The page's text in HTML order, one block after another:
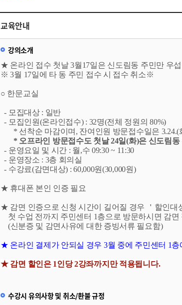
교육안내
강의소개
★ 온라인 접수 첫날 3월17일은 신도림동 주민만 우
※ 3월 17일에 타 동 주민 접수 시 접수 취소※
○ 한문교실
- 모집대상 : 일반
- 모집인원(온라인접수) : 32명(전체 정원의 80%)
* 선착순 마감이며, 잔여인원 방문접수일은 3.24.(
* 오프라인 방문접수도 첫날 24일(화)은 신도림동
- 운영요일 및 시간 : 월,수 09:30 ~ 11:30
- 운영장소 : 3층 회의실
- 수강료(감면대상) : 60,000원(30,000원)
★ 휴대폰 본인 인증 필요
★ 감면 인증으로 신청 시간이 길어질 경우 ＇할인대
첫 수업 전까지 주민센터 1층으로 방문하시면 감면
(신분증 및 감면사유에 대한 증빙서류 필요함)
★ 온라인 결제가 안되실 경우 3월 중에 주민센터 1
★ 감면 할인은 1인당 2강좌까지만 적용됩니다.
수강시 유의사항 및 취소/환불 규정